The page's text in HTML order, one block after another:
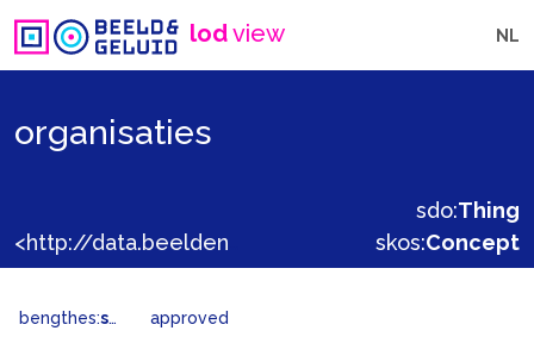
lodview NL
organisaties
sdo:Thing
skos:Concept
bengthes:status approved